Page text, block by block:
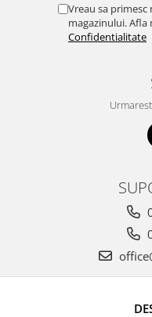
Vreau sa
magazinului. Afla
Confidentialitate